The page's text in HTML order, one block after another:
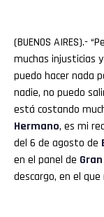
(BUENOS AIRES).-
muchas injusticias
puedo hacer nada
nadie, no puedo
está costando
Hermano, es mi
del 6 de agosto de
en el panel de Gran
descargo, en el